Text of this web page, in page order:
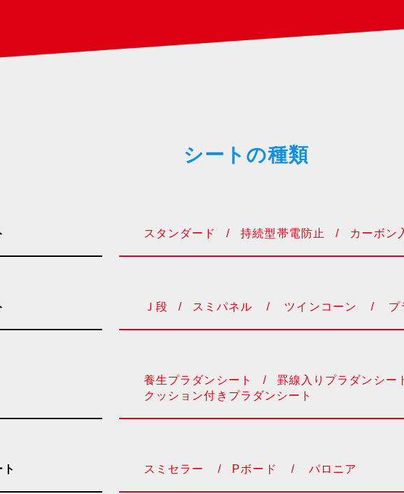
シートの種類
スタンダード / 持続型帯電防止 / カーボン
Ｊ段 / スミパネル / ツインコーン / プ
養生プラダンシート /
罫線入りプラダンシー
クッション付きプラダンシート
スミセラー / Pボード / パロニア